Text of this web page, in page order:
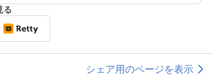
る
シェア用のページを表示